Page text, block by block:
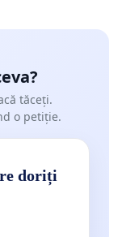
tăceți.
o petiție.
doriți